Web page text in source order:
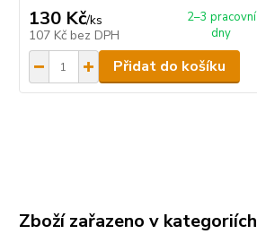
130 Kč/ks
107 Kč bez DPH
2–3 pracovní
dny
Přidat do košíku
Zboží zařazeno v kategoriích